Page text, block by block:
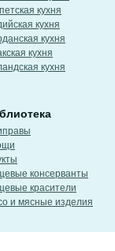
кухня
кухня
кухня
кухня
кухня
консерванты
красители
и мясные изделия